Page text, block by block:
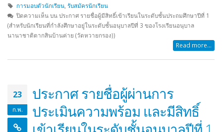
การมอบตัวนักเรียน, รับสมัครนักเรียน
ปิดความเห็นบน ประกาศ รายชื่อผู้มีสิทธิ์เข้าเรียนในระดับชั้นประถมศึกษาปีที่ 1
(สำหรับนักเรียนที่กำลังศึกษาอยู่ในระดับชั้นอนุบาลปีที่ 3 ของโรงเรียนอนุบาล
นานาชาติตากสินบ้านค่าย (วัดหวายกรอง))
Read more...
23
ก.พ.
ประกาศ รายชื่อผู้ผ่านการ
ประเมินความพร้อม และมีสิทธิ์